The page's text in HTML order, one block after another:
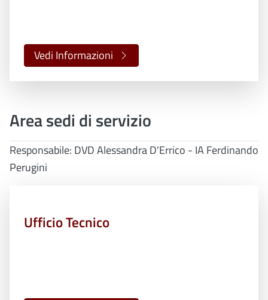
Vedi Informazioni
Area sedi di servizio
Responsabile: DVD Alessandra D'Errico - IA Ferdinando
Perugini
Ufficio Tecnico